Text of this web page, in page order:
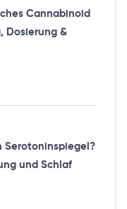
Cannabinoid
Dosierung &
Serotoninspiegel?
und Schlaf